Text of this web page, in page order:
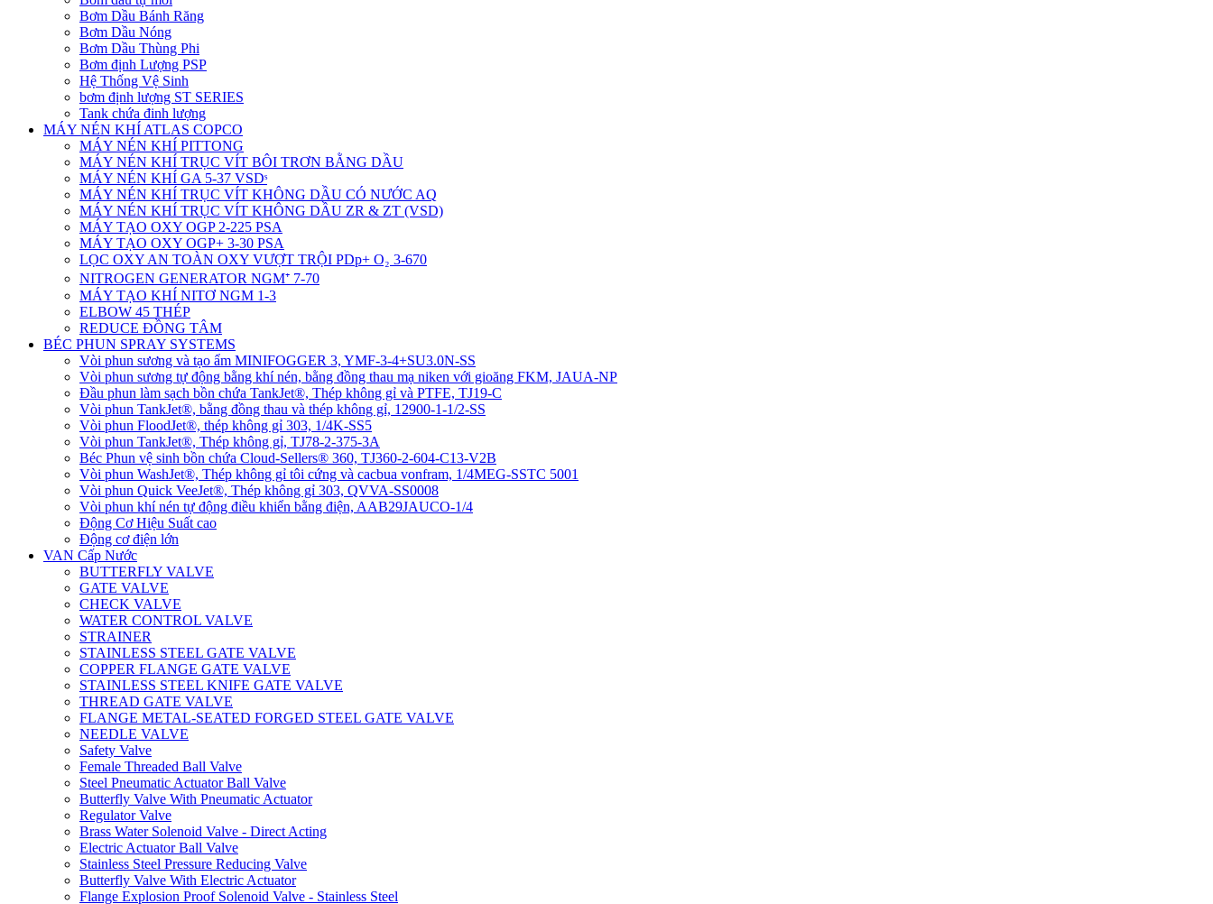
Bơm Dầu Bánh Răng
Bơm Dầu Nóng
Bơm Dầu Thùng Phi
Bơm định Lượng PSP
Hệ Thống Vệ Sinh
bơm định lượng ST SERIES
Tank chứa đinh lượng
MÁY NÉN KHÍ ATLAS COPCO
MÁY NÉN KHÍ PITTONG
MÁY NÉN KHÍ TRỤC VÍT BÔI TRƠN BẰNG DẦU
MÁY NÉN KHÍ GA 5-37 VSDˢ
MÁY NÉN KHÍ TRỤC VÍT KHÔNG DẦU CÓ NƯỚC AQ
MÁY NÉN KHÍ TRỤC VÍT KHÔNG DẦU ZR & ZT (VSD)
MÁY TẠO OXY OGP 2-225 PSA
MÁY TẠO OXY OGP+ 3-30 PSA
LỌC OXY AN TOÀN OXY VƯỢT TRỘI PDp+ O₂ 3-670
NITROGEN GENERATOR NGM⁺ 7-70
MÁY TẠO KHÍ NITƠ NGM 1-3
ELBOW 45 THÉP
REDUCE ĐỒNG TÂM
BÉC PHUN SPRAY SYSTEMS
Vòi phun sương và tạo ẩm MINIFOGGER 3, YMF-3-4+SU3.0N-SS
Vòi phun sương tự động bằng khí nén, bằng đồng thau mạ niken với gioăng FKM, JAUA-NP
Đầu phun làm sạch bồn chứa TankJet®, Thép không gỉ và PTFE, TJ19-C
Vòi phun TankJet®, bằng đồng thau và thép không gỉ, 12900-1-1/2-SS
Vòi phun FloodJet®, thép không gỉ 303, 1/4K-SS5
Vòi phun TankJet®, Thép không gỉ, TJ78-2-375-3A
Béc Phun vệ sinh bồn chứa Cloud-Sellers® 360, TJ360-2-604-C13-V2B
Vòi phun WashJet®, Thép không gỉ tôi cứng và cacbua vonfram, 1/4MEG-SSTC 5001
Vòi phun Quick VeeJet®, Thép không gỉ 303, QVVA-SS0008
Vòi phun khí nén tự động điều khiển bằng điện, AAB29JAUCO-1/4
Động Cơ Hiệu Suất cao
Động cơ điện lớn
VAN Cấp Nước
BUTTERFLY VALVE
GATE VALVE
CHECK VALVE
WATER CONTROL VALVE
STRAINER
STAINLESS STEEL GATE VALVE
COPPER FLANGE GATE VALVE
STAINLESS STEEL KNIFE GATE VALVE
THREAD GATE VALVE
FLANGE METAL-SEATED FORGED STEEL GATE VALVE
NEEDLE VALVE
Safety Valve
Female Threaded Ball Valve
Steel Pneumatic Actuator Ball Valve
Butterfly Valve With Pneumatic Actuator
Regulator Valve
Brass Water Solenoid Valve - Direct Acting
Electric Actuator Ball Valve
Stainless Steel Pressure Reducing Valve
Butterfly Valve With Electric Actuator
Flange Explosion Proof Solenoid Valve - Stainless Steel